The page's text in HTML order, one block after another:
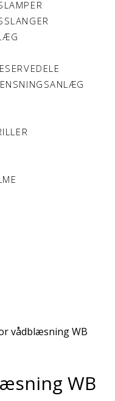
vådblæsning WB
WB